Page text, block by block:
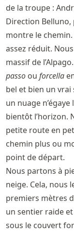
de la troupe :
Direction Belluno,
montre le
assez réduit.
massif de
passo ou forcella
bel et bien un vrai
un nuage
bientôt l’horizon.
petite route en
chemin plus ou
point de départ.
Nous partons à
neige. Cela, nous
premiers mètres
un sentier raide
sous le couvert